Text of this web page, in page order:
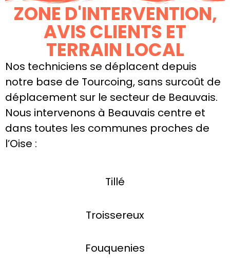
ZONE D'INTERVENTION,
AVIS CLIENTS ET
TERRAIN LOCAL
Nos techniciens se déplacent depuis
notre base de Tourcoing, sans surcoût de
déplacement sur le secteur de Beauvais.
Nous intervenons à Beauvais centre et
dans toutes les communes proches de
l’Oise :
Tillé
Troissereux
Fouquenies